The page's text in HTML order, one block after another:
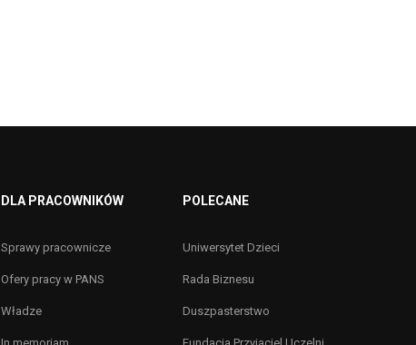
DLA PRACOWNIKÓW
Sprawy pracownicze
Ofery pracy w PANS
Władze
POLECANE
Uniwersytet Dzieci
Rada Biznesu
Duszpasterstwo